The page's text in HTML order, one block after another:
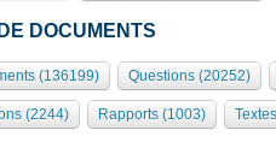
DOCUMENTS
(136199) Questions (20252)
(2244) Rapports (1003)